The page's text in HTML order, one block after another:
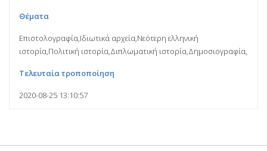
Θέματα
Επιστολογραφία,Ιδιωτικά αρχεία,Νεότερη ελληνική
ιστορία,Πολιτική ιστορία,Διπλωματική ιστορία,Δημοσιογραφία,
Τελευταία τροποποίηση
2020-08-25 13:10:57